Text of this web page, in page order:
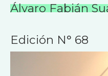
Álvaro Fabián
Edición N° 68